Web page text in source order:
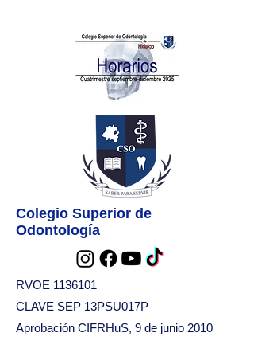
Colegio Superior de
Odontología
RVOE 1136101
CLAVE SEP 13PSU017P
Aprobación CIFRHuS, 9 de junio 2010